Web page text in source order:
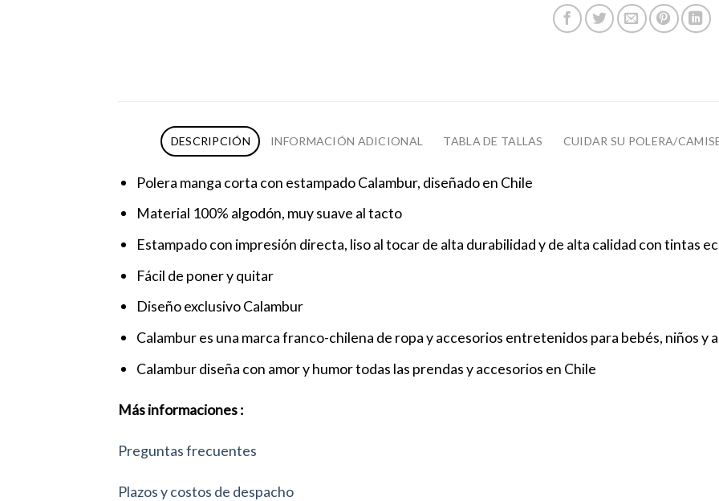
DESCRIPCIÓN INFORMACIÓN ADICIONAL TABLA DE TALLAS CUIDAR SU POLERA/
Polera manga corta con estampado Calambur, diseñado en Chile
Material 100% algodón, muy suave al tacto
Estampado con impresión directa, liso al tocar de alta durabilidad y de alta calidad con tintas
Fácil de poner y quitar
Diseño exclusivo Calambur
Calambur es una marca franco-chilena de ropa y accesorios entretenidos para bebés, niños y
Calambur diseña con amor y humor todas las prendas y accesorios en Chile
Más informaciones :
Preguntas frecuentes
Plazos y costos de despacho